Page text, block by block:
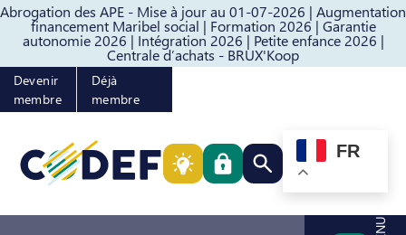
Abrogation des APE - Mise à jour au 01-07-2026 | Augmentation
financement Maribel social | Formation 2026 | Garantie
autonomie 2026 | Intégration 2026 | Petite enfance 2026 |
Centrale d’achats - BRUX'Koop
Passer au contenuPasser au pied de page
Devenir
membre
Déjà
membre
Rechercher quelque
FR